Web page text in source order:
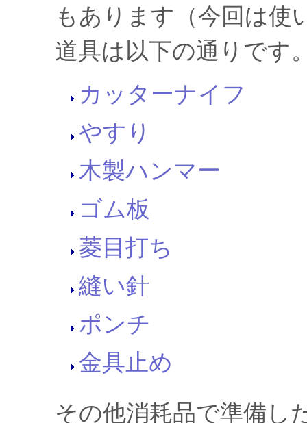
もあります（今回は使
道具は以下の通りです
カッターナイフ
やすり
木製ハンマー
ゴム板
菱目打ち
縫い針
ポンチ
金具止め
その他消耗品で準備し